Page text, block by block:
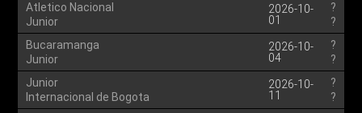
Atletico Nacional
Junior
2026-10-
01
?
?
Bucaramanga
Junior
2026-10-
04
?
?
Junior
Internacional de Bogota
2026-10-
11
?
?